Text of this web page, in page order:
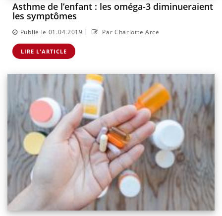
Asthme de l’enfant : les oméga-3 diminueraient
les symptômes
Publié le 01.04.2019 | Par Charlotte Arce
LIRE L'ARTICLE